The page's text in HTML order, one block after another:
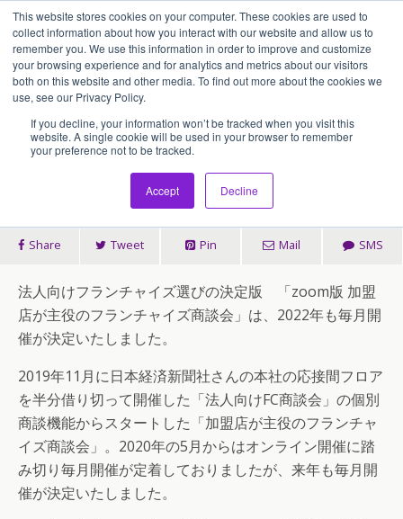
This website stores cookies on your computer. These cookies are used to
collect information about how you interact with our website and allow us to
remember you. We use this information in order to improve and customize
your browsing experience and for analytics and metrics about our visitors
both on this website and other media. To find out more about the cookies we
use, see our Privacy Policy.
If you decline, your information won’t be tracked when you visit this
website. A single cookie will be used in your browser to remember
your preference not to be tracked.
Accept Decline
アセンティア・ホールディングス(AssentiaHoldings)
2022年もzoomによるフランチャ
イズ商談会を毎月開催
Share Tweet Pin Mail SMS
法人向けフランチャイズ選びの決定版 「zoom版 加盟
店が主役のフランチャイズ商談会」は、2022年も毎月開
催が決定いたしました。
2019年11月に日本経済新聞社さんの本社の応接間フロア
を半分借り切って開催した「法人向けFC商談会」の個別
商談機能からスタートした「加盟店が主役のフランチャ
イズ商談会」。2020年の5月からはオンライン開催に踏
み切り毎月開催が定着しておりましたが、来年も毎月開
催が決定いたしました。